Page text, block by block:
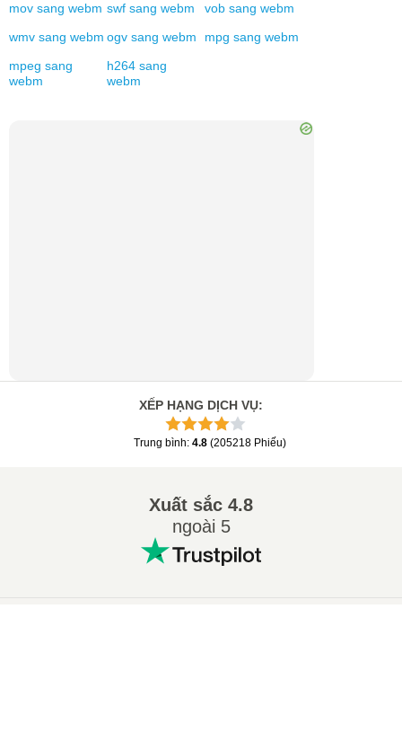
mov sang webm swf sang webm vob sang webm
wmv sang webm ogv sang webm mpg sang webm
mpeg sang
webm
h264 sang
webm
XẾP HẠNG DỊCH VỤ:
Trung bình: 4.8 (205218 Phiếu)
Xuất sắc 4.8
ngoài 5